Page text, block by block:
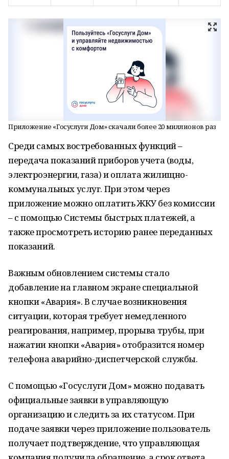
Приложение «Госуслуги Дом» скачали более 20 миллионов раз
Среди самых востребованных функций –
передача показаний приборов учета (воды,
электроэнергии, газа) и оплата жилищно-
коммунальных услуг. При этом через
приложение можно оплатить ЖКУ без комиссии
– с помощью Системы быстрых платежей, а
также просмотреть историю ранее переданных
показаний.
Важным обновлением системы стало
добавление на главном экране специальной
кнопки «Авария». В случае возникновения
ситуации, которая требует немедленного
реагирования, например, прорыва трубы, при
нажатии кнопки «Авария» отобразится номер
телефона аварийно-диспетчерской службы.
С помощью «Госуслуги Дом» можно подавать
официальные заявки в управляющую
организацию и следить за их статусом. При
подаче заявки через приложение пользователь
получает подтверждение, что управляющая